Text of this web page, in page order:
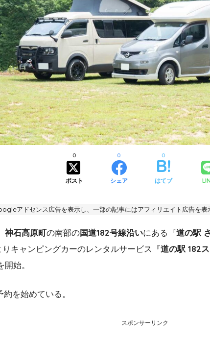
ポスト
0
シェア
0
はてブ
0
アドセンス広告を表示し、一部の記事にはアフィリエイト広告を表
神石高原町の南部の国道182号線沿いにある『道の駅
りキャンピングカーのレンタルサービス『道の駅 182
開始。
約を始めている。
スポンサーリンク